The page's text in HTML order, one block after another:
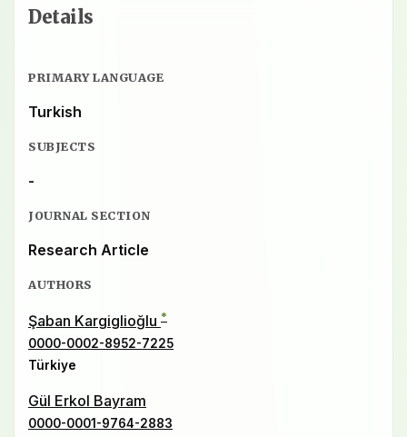
Details
PRIMARY LANGUAGE
Turkish
SUBJECTS
-
JOURNAL SECTION
Research Article
AUTHORS
Şaban Kargiglioğlu *
0000-0002-8952-7225
Türkiye
Gül Erkol Bayram
0000-0001-9764-2883